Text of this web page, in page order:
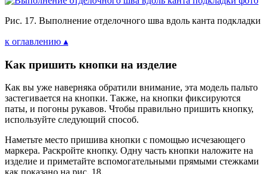
Рис. 17. Выполнение отделочного шва вдоль канта подкладки
к оглавлению ▴
Как пришить кнопки на изделие
Как вы уже наверняка обратили внимание, эта модель пальто
застегивается на кнопки. Также, на кнопки фиксируются
паты, и погоны рукавов. Чтобы правильно пришить кнопку,
используйте следующий способ.
Наметьте место пришива кнопки с помощью исчезающего
маркера. Раскройте кнопку. Одну часть кнопки наложите на
изделие и приметайте вспомогательными прямыми стежками